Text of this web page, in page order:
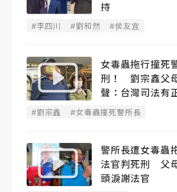
持
#李四川 #劉和然 #侯友宜
女毒蟲拖行撞死
刑！ 劉宗鑫父
聲：台灣司法有
#劉宗鑫 #女毒蟲撞死警所長
警所長遭女毒蟲
法官判死刑 父
頭淚謝法官